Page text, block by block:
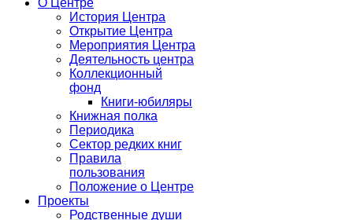
История Центра
Открытие Центра
Мероприятия Центра
Деятельность центра
Коллекционный
фонд
Книги-юбиляры
Книжная полка
Периодика
Сектор редких книг
Правила
пользования
Положение о Центре
Проекты
Родственные души